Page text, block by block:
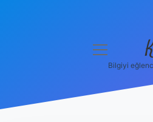
menüyü
Bilgiyi